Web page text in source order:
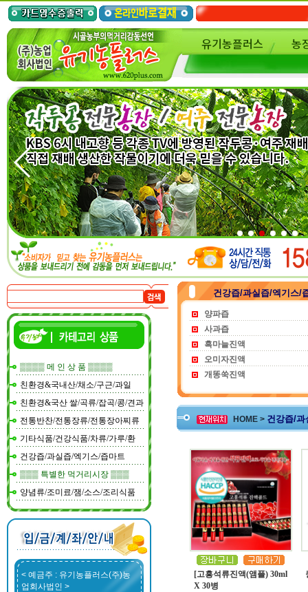
유기농플러스 농
▒▒▒▒ 메 인 상 품 ▒▒▒▒
친환경&국내산/채소/구근/과일
친환경&국산 쌀/곡류/잡곡/콩/견과
전통반찬/전통장류/전통장아찌류
기타식품/건강식품/차류/가루/환
건강즙/과실즙/엑기스/즙마트
▒▒▒ 특별한 먹거리시장 ▒▒▒
양념류/조미료/잼/소스/조리식품
< 예금주 : 유기농플러스(주)농
업회사법인 >
건강즙/과실즙/엑기스/
양파즙
사과즙
흑마늘진액
오미자진액
개똥쑥진액
HOME > 건강즙/
[고흥석류진액(앰플) 30ml
X 30병